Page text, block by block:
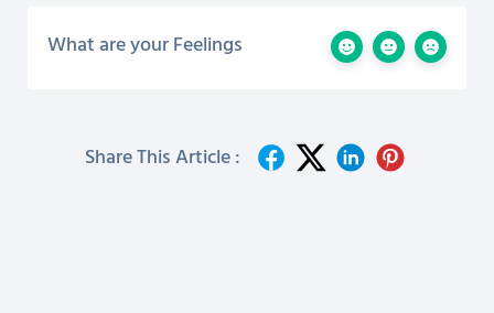
What are your Feelings
Share This Article :